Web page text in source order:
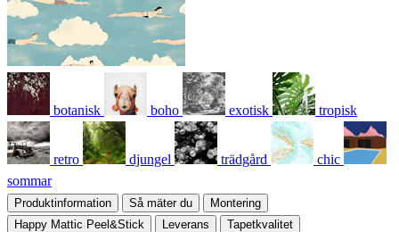
botanisk boho exotisk tropisk
retro djungel trädgård
chic
sommar
Produktinformation Så mäter du
Montering
Happy Mattic Peel&Stick
Leverans Tapetkvalitet